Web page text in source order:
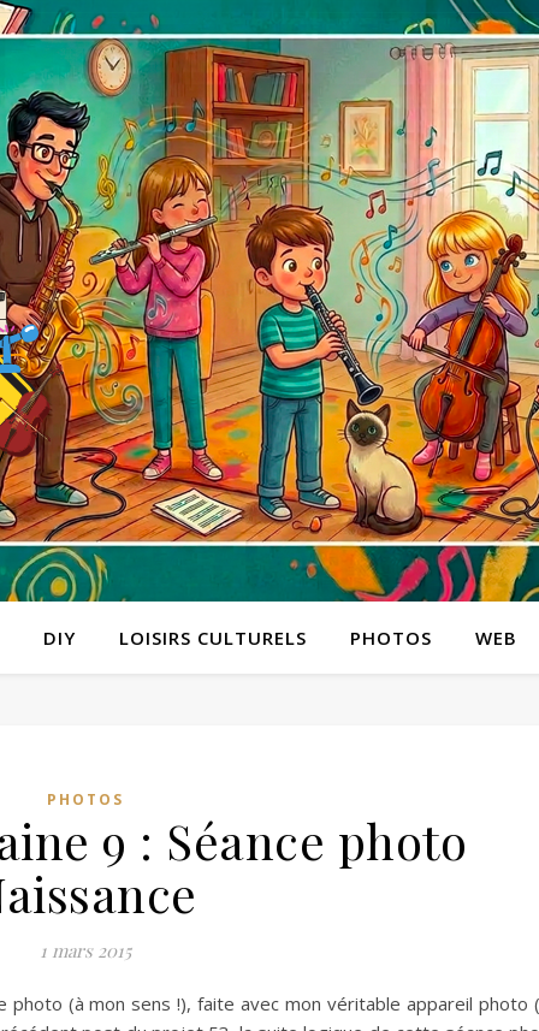
DIY LOISIRS CULTURELS PHOTOS WEB
PHOTOS
9 : Séance photo
1 mars 2015
photo (à mon sens !), faite avec mon véritable appareil photo